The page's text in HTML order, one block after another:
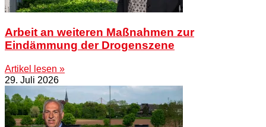
Arbeit an weiteren Maßnahmen zur
Eindämmung der Drogenszene
Artikel lesen »
29. Juli 2026